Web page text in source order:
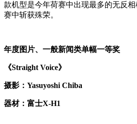
款机型是今年荷赛中出现最多的无反
赛中斩获殊荣。
年度图片、一般新闻类单幅一等奖
《Straight Voice》
摄影：Yasuyoshi Chiba
器材：富士X-H1